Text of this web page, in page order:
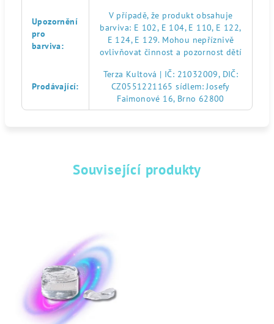
Upozornění
pro
barviva:
V případě, že produkt obsahuje
barviva: E 102, E 104, E 110, E 122,
E 124, E 129. Mohou nepříznivě
ovlivňovat činnost a pozornost dětí
Prodávající:
Terza Kultová | IČ: 21032009, DIČ:
CZ0551221165 sídlem: Josefy
Faimonové 16, Brno 62800
Související produkty